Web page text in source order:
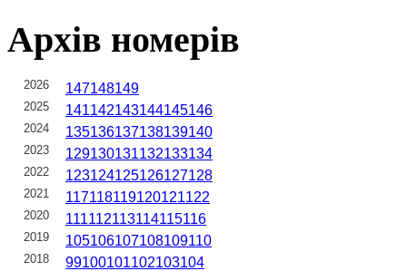
Архів номерів
2026 147148149
2025 141142143144145146
2024 135136137138139140
2023 129130131132133134
2022 123124125126127128
2021 117118119120121122
2020 111112113114115116
2019 105106107108109110
2018 99100101102103104